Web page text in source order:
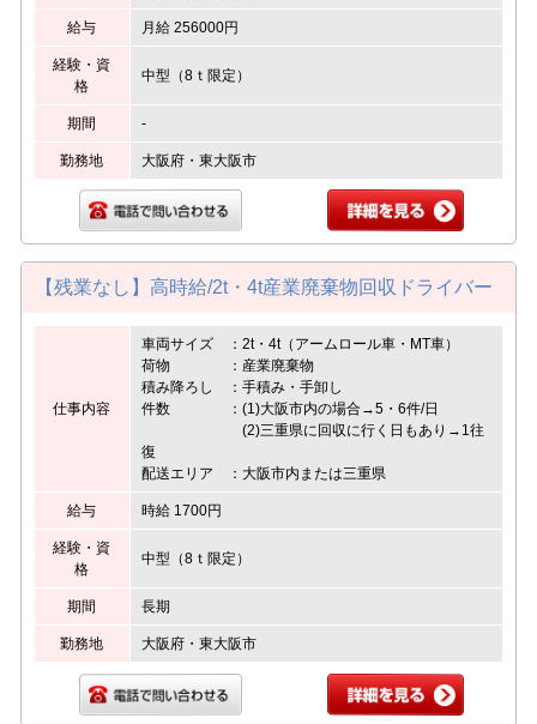
給与 月給 256000円
経験・資
格
中型（8ｔ限定）
期間 -
勤務地 大阪府・東大阪市
【残業なし】高時給/2t・4t産業廃棄物回収ドライバー
仕事内容
車両サイズ ：2t・4t（アームロール車・MT車）
荷物 ：産業廃棄物
積み降ろし ：手積み・手卸し
件数 ：(1)大阪市内の場合→5・6件/日
(2)三重県に回収に行く日もあり→1往
復
配送エリア ：大阪市内または三重県
給与 時給 1700円
経験・資
格
中型（8ｔ限定）
期間 長期
勤務地 大阪府・東大阪市